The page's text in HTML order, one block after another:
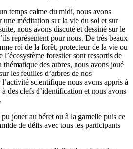
temps calme du midi, nous avons
une méditation sur la vie du sol et sur
nous avons discuté et dessiné sur le
représentent pour nous. De très beaux
roi de la forêt, protecteur de la vie ou
forestier sont ressortis de
des arbres, nous avons joué
les feuilles d’arbres de nos
scientifique nous avons appris à
des clefs d’identification et nous avons
jouer au béret ou à la gamelle puis ce
de défis avec tous les participants